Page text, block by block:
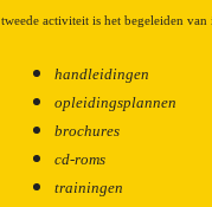
tweede activiteit is het begeleiden
handleidingen
opleidingsplannen
brochures
cd-roms
trainingen